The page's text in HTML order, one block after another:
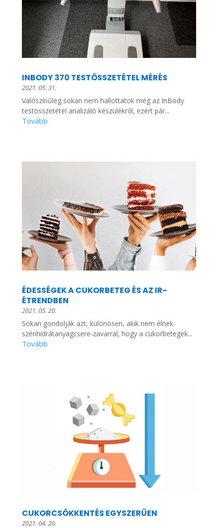
INBODY 370 TESTÖSSZETÉTEL MÉRÉS
2021. 05. 31.
Valószínűleg sokan nem hallottatok még az InBody
testösszetétel analizáló készülékről, ezért pár...
ÉDESSÉGEK A CUKORBETEG ÉS AZ IR-
ÉTRENDBEN
2021. 05. 20.
Sokan gondolják azt, különösen, akik nem élnek
szénhidrátanyagcsere-zavarral, hogy a cukorbetegek...
CUKORCSÖKKENTÉS EGYSZERŰEN
2021. 04. 20.